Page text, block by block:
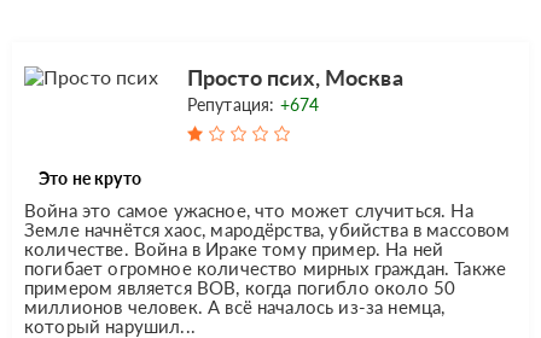
Просто псих, Москва
Репутация: +674
Это не круто
Война это самое ужасное, что может случиться. На
Земле начнётся хаос, мародёрства, убийства в массовом
количестве. Война в Ираке тому пример. На ней
погибает огромное количество мирных граждан. Также
примером является ВОВ, когда погибло около 50
миллионов человек. А всё началось из-за немца,
который нарушил...